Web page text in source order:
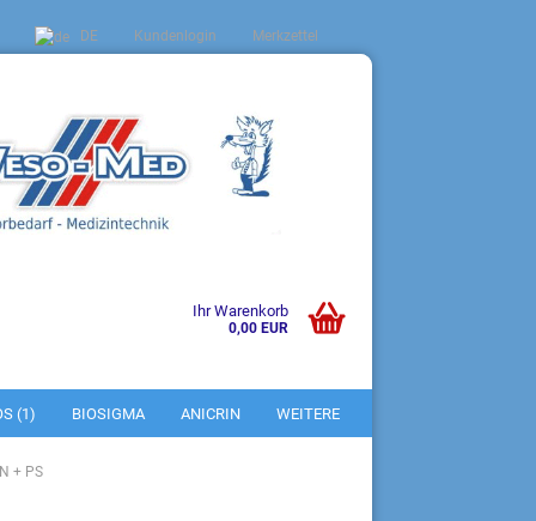
DE Kundenlogin Merkzettel
Ihr Warenkorb
0,00 EUR
(1) BIOSIGMA ANICRIN WEITERE
+ PS